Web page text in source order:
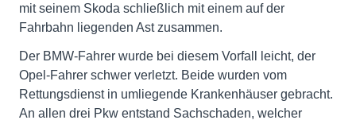
mit seinem Skoda schließlich mit einem auf der
Fahrbahn liegenden Ast zusammen.
Der BMW-Fahrer wurde bei diesem Vorfall leicht, der
Opel-Fahrer schwer verletzt. Beide wurden vom
Rettungsdienst in umliegende Krankenhäuser gebracht.
An allen drei Pkw entstand Sachschaden, welcher